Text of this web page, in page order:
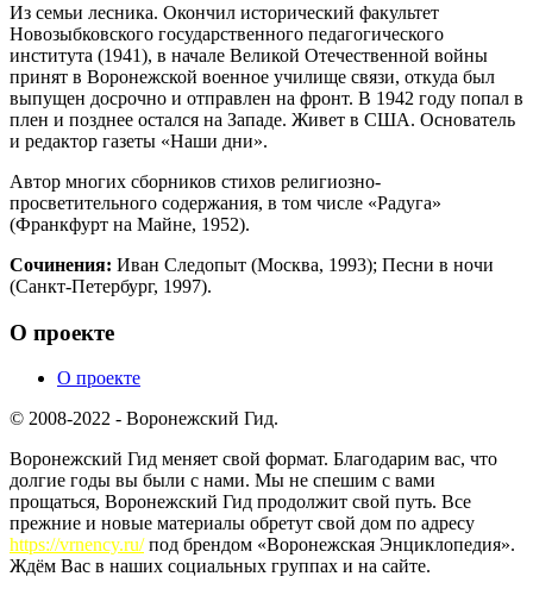
Из семьи лесника. Окончил исторический факультет
Новозыбковского государственного педагогического
института (1941), в начале Великой Отечественной войны
принят в Воронежской военное училище связи, откуда был
выпущен досрочно и отправлен на фронт. В 1942 году попал в
плен и позднее остался на Западе. Живет в США. Основатель
и редактор газеты «Наши дни».
Автор многих сборников стихов религиозно-
просветительного содержания, в том числе «Радуга»
(Франкфурт на Майне, 1952).
Сочинения: Иван Следопыт (Москва, 1993); Песни в ночи
(Санкт-Петербург, 1997).
О проекте
О проекте
© 2008-2022 - Воронежский Гид.
Воронежский Гид меняет свой формат. Благодарим вас, что
долгие годы вы были с нами. Мы не спешим с вами
прощаться, Воронежский Гид продолжит свой путь. Все
прежние и новые материалы обретут свой дом по адресу
https://vrnency.ru/под брендом «Воронежская Энциклопедия».
Ждём Вас в наших социальных группах и на сайте.